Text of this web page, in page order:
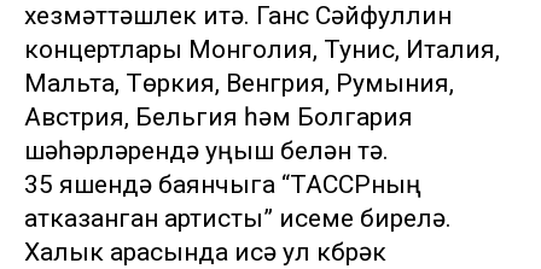
хезмәттәшлек итә. Ганс Сәйфуллин
концертлары Монголия, Тунис, Италия,
Мальта, Төркия, Венгрия, Румыния,
Австрия, Бельгия һәм Болгария
шәһәрләрендә уңыш белән үтә.
35 яшендә баянчыга “ТАССРның
атказанган артисты” исеме бирелә.
Халык арасында исә ул күбрәк